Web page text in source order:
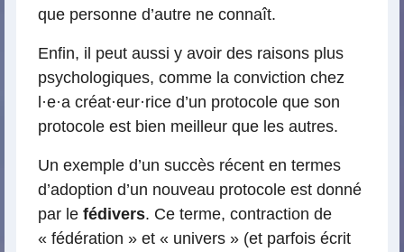
que personne d’autre ne connaît.
Enfin, il peut aussi y avoir des raisons plus
psychologiques, comme la conviction chez
l·e·a créat·eur·rice d’un protocole que son
protocole est bien meilleur que les autres.
Un exemple d’un succès récent en termes
d’adoption d’un nouveau protocole est donné
par le fédivers. Ce terme, contraction de
« fédération » et « univers » (et parfois écrit